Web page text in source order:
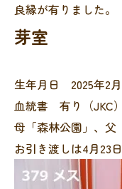
良縁が有りました。
芽室
生年月日 2025年2
血統書 有り（JKC）
母「森林公園」、父
お引き渡しは4月23